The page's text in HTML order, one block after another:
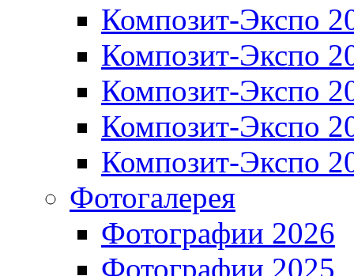
Композит-Экспо
Композит-Экспо
Композит-Экспо
Композит-Экспо
Композит-Экспо
Фотогалерея
Фотографии 2026
Фотографии 2025